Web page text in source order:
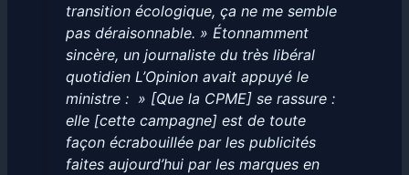
transition écologique, ça ne me semble
pas déraisonnable. » Étonnamment
sincère, un journaliste du très libéral
quotidien L’Opinion avait appuyé le
ministre : » [Que la CPME] se rassure :
elle [cette campagne] est de toute
façon écrabouillée par les publicités
faites aujourd’hui par les marques en